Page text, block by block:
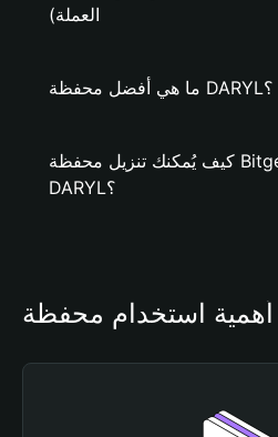
العملة)
ما هي أفضل محفظة DARYL؟
كيف يُمكنك تنزيل محفظة Bitget وإنشاء محفظة
DARYL؟